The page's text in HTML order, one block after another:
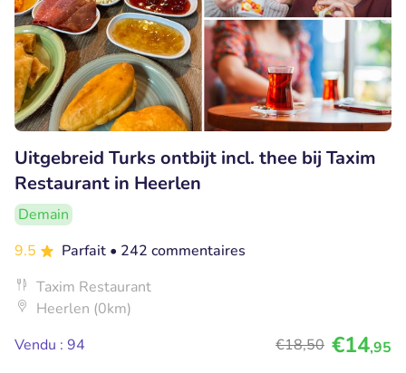
Uitgebreid Turks ontbijt incl. thee bij Taxim
Restaurant in Heerlen
Demain
9.5
Parfait • 242 commentaires
Taxim Restaurant
Heerlen (0km)
Vendu : 94
€18,50 €14,95